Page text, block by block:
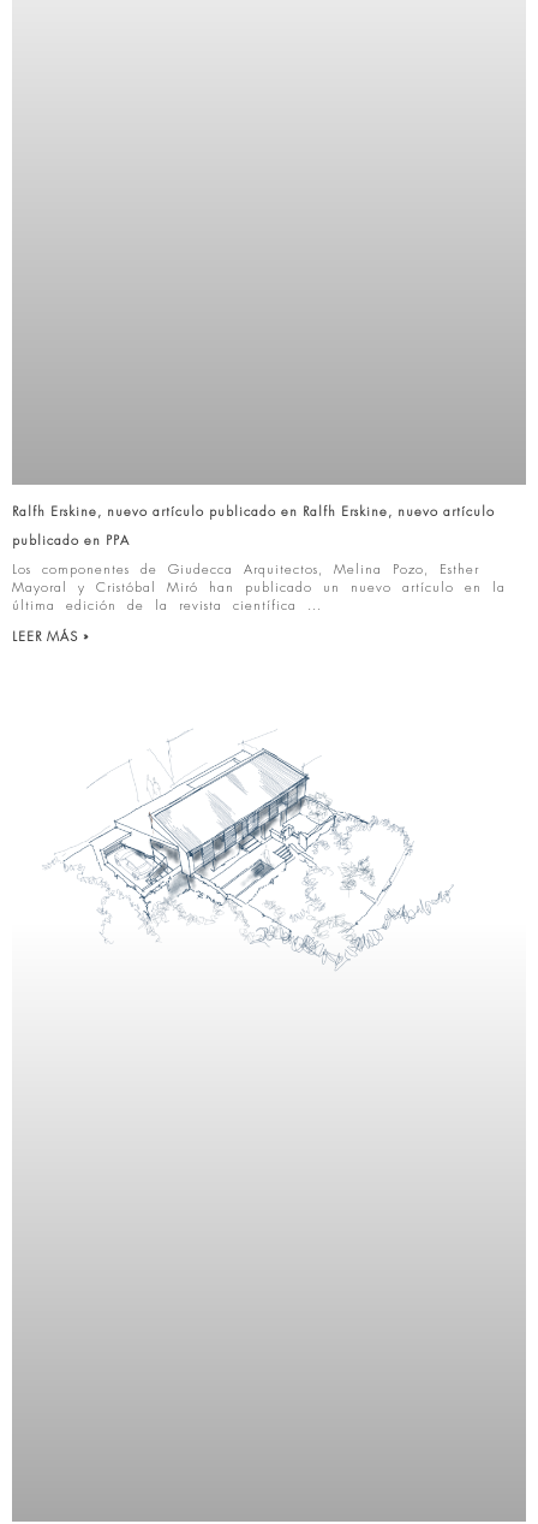
Ralfh Erskine, nuevo artículo publicado en Ralfh Erskine, nuevo artículo
publicado en PPA
Los componentes de Giudecca Arquitectos, Melina Pozo, Esther
Mayoral y Cristóbal Miró han publicado un nuevo artículo en la
última edición de la revista científica
LEER MÁS »